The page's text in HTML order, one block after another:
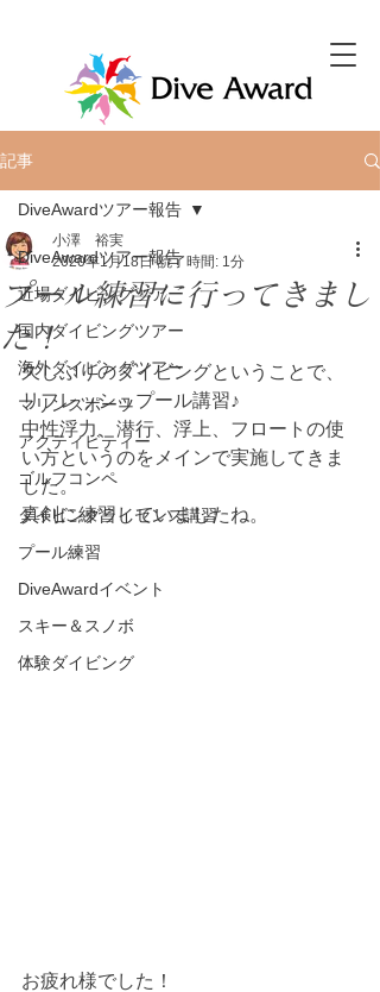
記事
DiveAwardツアー報告
近場ダイビングツアー
国内ダイビングツアー
海外ダイビングツアー
マリンスポーツ
アクティビティー
ゴルフコンペ
ダイビングライセンス講習
プール練習
DiveAwardイベント
スキー＆スノボ
体験ダイビング
DiveAwardツアー報告
プール練習に行ってきまし
た！
小澤 裕実
2020年1月18日 読了時間: 1分
久しぶりのダイビングということで、
リフレッシュプール講習♪
中性浮力、潜行、浮上、フロートの使
い方というのをメインで実施してきま
した。
真剣に練習していましたね。
お疲れ様でした！